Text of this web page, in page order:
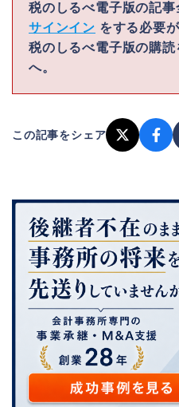
税のしるべ電子版の記
サインイン をする必要
税のしるべ電子版の購
へ。
この記事をシェア